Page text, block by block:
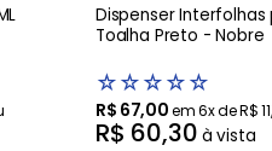
Dispenser Interfolhas
Toalha Preto - Nobre
☆☆☆☆☆
R$ 67,00em6x deR$11,
R$ 60,30 à vista